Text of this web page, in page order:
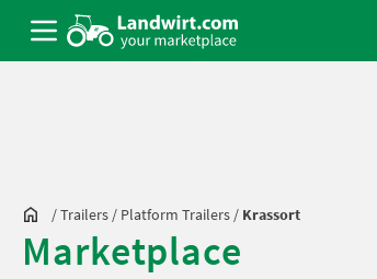
/Trailers / Platform Trailers / Krassort
Marketplace